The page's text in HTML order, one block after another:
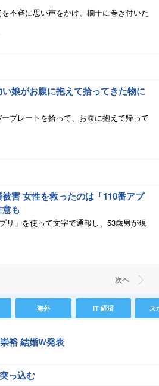
不審に思い声をかけ、欄干に巻き付いた
い娘がお腹に抱えて拾ってきた物に
プレートを拾って、お腹に抱えて帰って
害 女性を救ったのは「110番アプ
も
リ」を使って文字で通報し、53歳男が現
次ヘ
海外 IT 経済 ス
裕 結婚W発表
っ込む